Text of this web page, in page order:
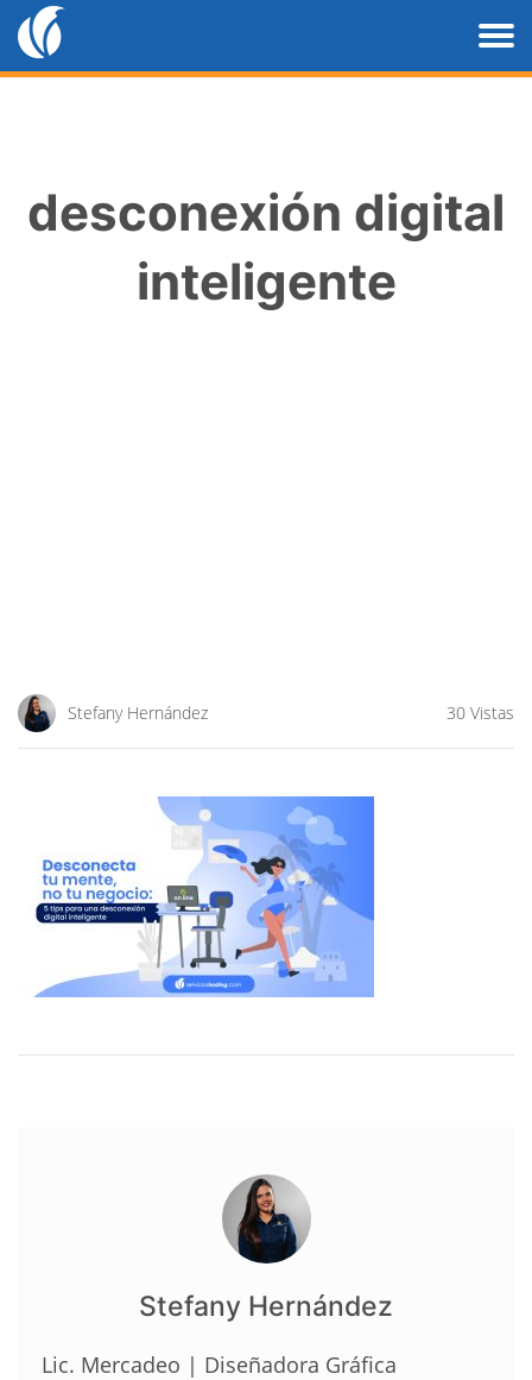
desconexión digital
inteligente
Stefany Hernández 30 Vistas
Stefany Hernández
Lic. Mercadeo | Diseñadora Gráfica